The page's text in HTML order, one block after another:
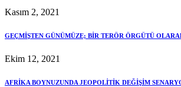
Kasım 2, 2021
GEÇMİŞTEN GÜNÜMÜZE; BİR TERÖR ÖRGÜTÜ
Ekim 12, 2021
AFRİKA BOYNUZUNDA JEOPOLİTİK DEĞİŞİM